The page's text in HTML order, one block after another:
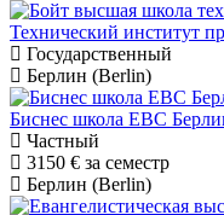
Технический институт
Государственный
Берлин (Berlin)
Биснес школа EBC
Частный
3150 € за семестр
Берлин (Berlin)